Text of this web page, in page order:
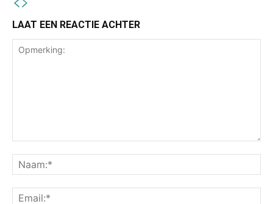
LAAT EEN REACTIE ACHTER